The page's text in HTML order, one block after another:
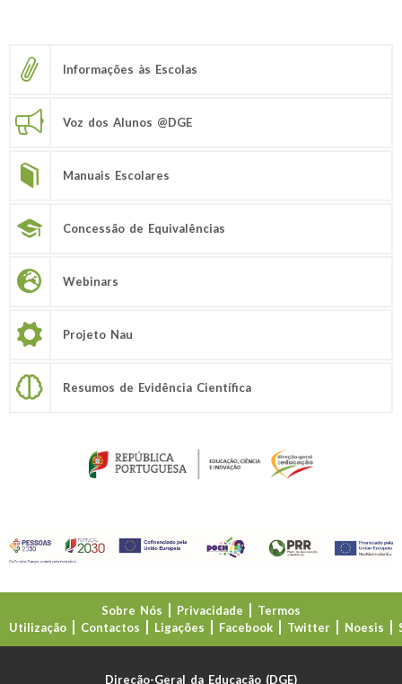
Informações às Escolas
Voz dos Alunos @DGE
Manuais Escolares
Concessão de Equivalências
Webinars
Projeto Nau
Resumos de Evidência Científica
Sobre Nós Privacidade
Termos
Utilização
Contactos Ligações Facebook Twitter Noesis
Direção-Geral da Educação (DGE)